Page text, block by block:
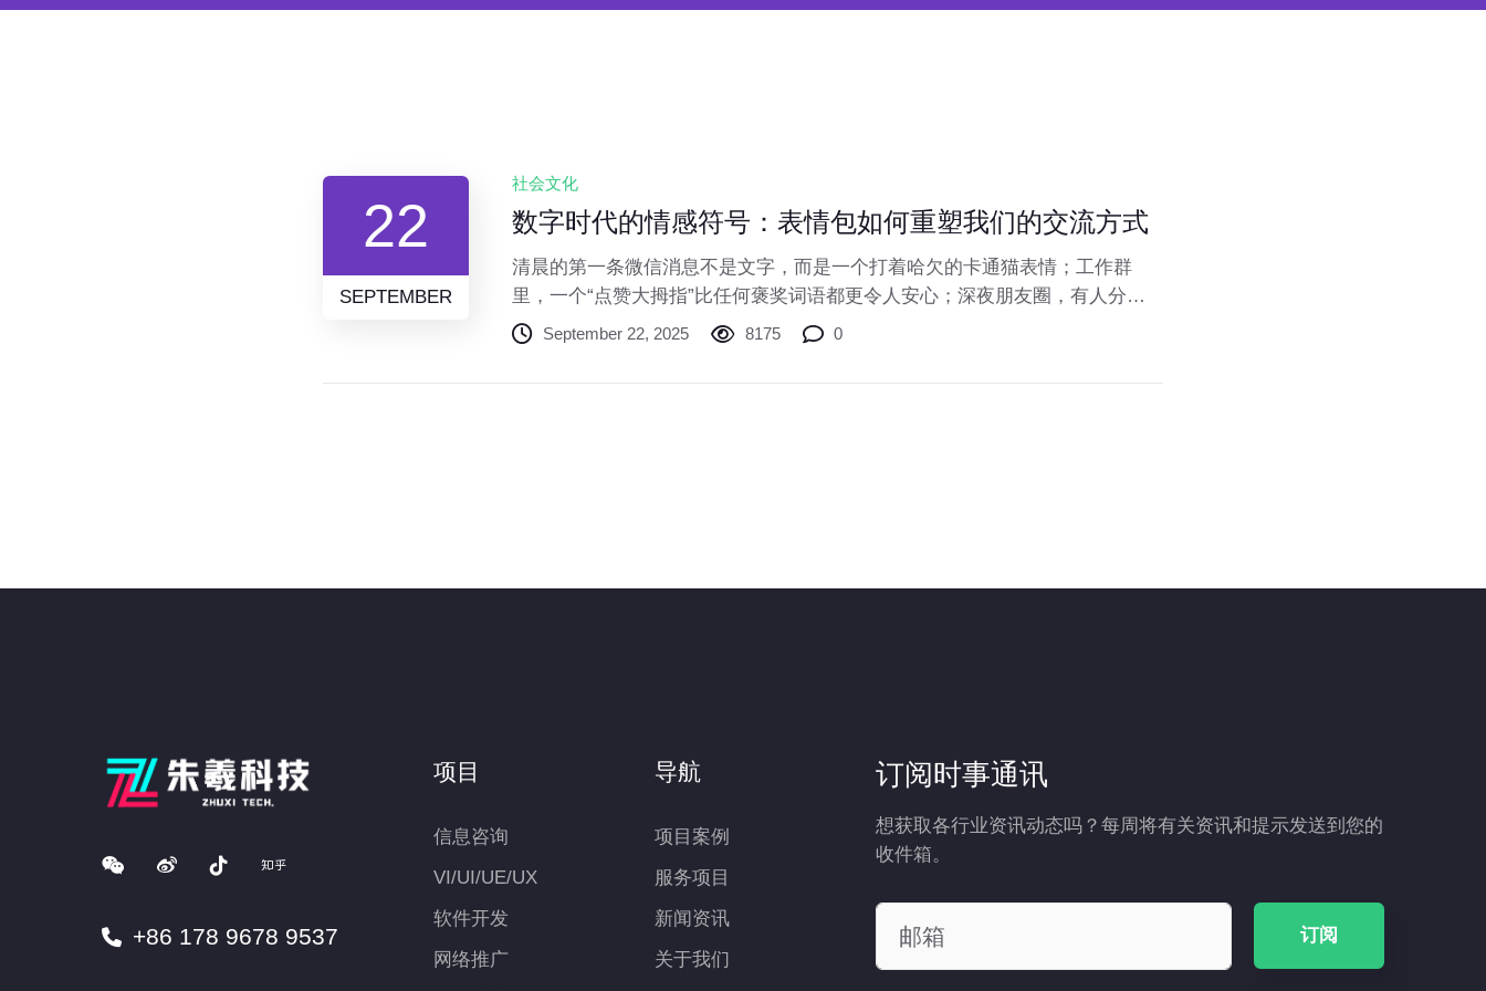
22
SEPTEMBER
社会文化
数字时代的情感符号：表情包如何重塑我们的交流方式
清晨的第一条微信消息不是文字，而是一个打着哈欠的卡通猫表情；工作群
里，一个“点赞大拇指”比任何褒奖词语都更令人安心；深夜朋友圈，有人分享
一张“躺平”的葛优瘫表达一天的疲惫。这些小小的图像，正以我们难以察觉的
September 22, 2025 8175 0
+86 178 9678 9537
项目
信息咨询
VI/UI/UE/UX
软件开发
网络推广
导航
项目案例
服务项目
新闻资讯
关于我们
订阅时事通讯
想获取各行业资讯动态吗？每周将有关资讯和提示发送到您的
收件箱。
订阅